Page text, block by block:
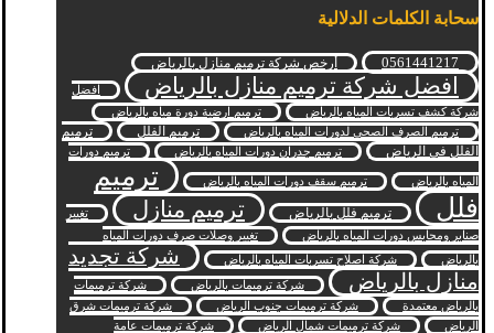
سحابة الكلمات الدلالية
0561441217 أرخص شركة ترميم منازل بالرياض
افضل شركة ترميم منازل بالرياض
افضل
شركة كشف تسربات المياه بالرياض
ترميم ارضية دورة مياه بالرياض
ترميم الصرف الصحي لدورات المياه بالرياض
ترميم الفلل
ترميم
الفلل في الرياض
ترميم جدران دورات المياه بالرياض ترميم دورات
المياه بالرياض ترميم سقف دورات المياه بالرياض
ترميم
فلل
ترميم فلل بالرياض ترميم منازل
تغيير
صنابر ومحابس دورات المياه بالرياض
تغيير وصلات صرف دورات المياه
بالرياض
شركة اصلاح تسربات المياه بالرياض
شركة تجديد
منازل بالرياض
شركة ترميمات بالرياض
شركة ترميمات
بالرياض معتمدة
شركة ترميمات جنوب الرياض
شركة ترميمات شرق
الرياض
شركة ترميمات شمال الرياض
شركة ترميمات عامة